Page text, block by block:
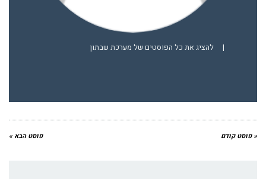
| להציג את כל הפוסטים של מערכת שבתון
« פוסט קודם פוסט הבא »